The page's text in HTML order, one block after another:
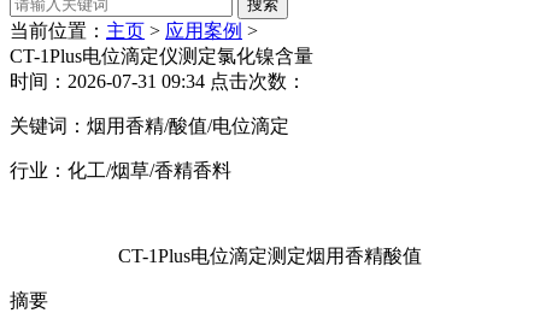
当前位置： 主页 > 应用案例 >
CT-1Plus电位滴定仪测定氯化镍含量
时间：2026-07-31 09:34 点击次数：
关键词：烟用香精/酸值/电位滴定
行业：化工/烟草/香精香料
CT-1Plus电位滴定测定烟用香精酸值
摘要